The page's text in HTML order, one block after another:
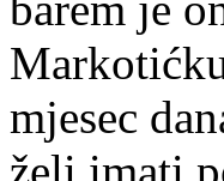
mjesec